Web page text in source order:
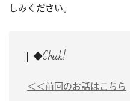
しみください。
◆Check!
＜＜前回のお話はこちら